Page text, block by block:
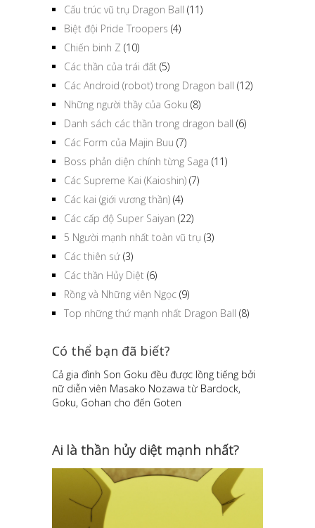
Cấu trúc vũ trụ Dragon Ball (11)
Biệt đội Pride Troopers (4)
Chiến binh Z (10)
Các thần của trái đất (5)
Các Android (robot) trong Dragon ball (12)
Những người thầy của Goku (8)
Danh sách các thần trong dragon ball (6)
Các Form của Majin Buu (7)
Boss phản diện chính từng Saga (11)
Các Supreme Kai (Kaioshin) (7)
Các kai (giới vương thần) (4)
Các cấp độ Super Saiyan (22)
5 Người mạnh nhất toàn vũ trụ (3)
Các thiên sứ (3)
Các thần Hủy Diệt (6)
Rồng và Những viên Ngọc (9)
Top những thứ mạnh nhất Dragon Ball (8)
Có thể bạn đã biết?
Cả gia đình Son Goku đều được lồng tiếng bởi
nữ diễn viên Masako Nozawa từ Bardock,
Goku, Gohan cho đến Goten
Ai là thần hủy diệt mạnh nhất?